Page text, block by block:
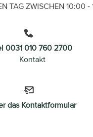
TAG ZWISCHEN 10:00 -
0031 010 760 2700
Kontakt
das Kontaktformular